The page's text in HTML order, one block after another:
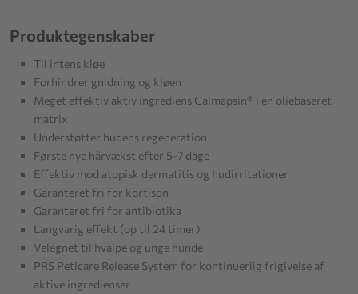
Produktegenskaber
Til intens kløe
Forhindrer gnidning og kløen
Meget effektiv aktiv ingrediens Calmapsin® i en oliebaseret
matrix
Understøtter hudens regeneration
Første nye hårvækst efter 5-7 dage
Effektiv mod atopisk dermatitis og hudirritationer
Garanteret fri for kortison
Garanteret fri for antibiotika
Langvarig effekt (op til 24 timer)
Velegnet til hvalpe og unge hunde
PRS Peticare Release System for kontinuerlig frigivelse af
aktive ingredienser